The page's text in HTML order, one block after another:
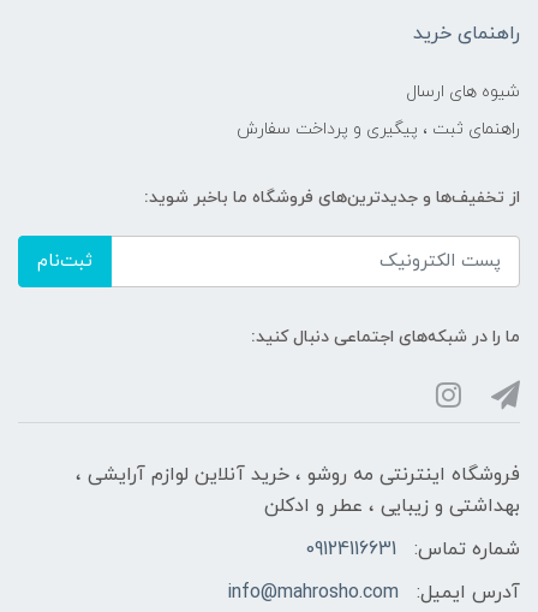
راهنمای خرید
شیوه های ارسال
راهنمای ثبت ، پیگیری و پرداخت سفارش
از تخفیف‌ها و جدیدترین‌های فروشگاه ما باخبر شوید:
ثبت‌نام
ما را در شبکه‌های اجتماعی دنبال کنید:
فروشگاه اینترنتی مه‌ رو‌شو ، خرید آنلاین لوازم آرایشی ،
بهداشتی و زیبایی ، عطر و ادکلن
شماره تماس:
09124116631
آدرس ایمیل:
info@mahrosho.com